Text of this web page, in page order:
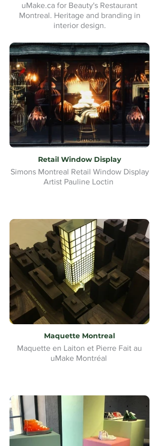
uMake.ca for Beauty's Restaurant
Montreal. Heritage and branding in
interior design.
Retail Window Display
Simons Montreal Retail Window Display
Artist Pauline Loctin
Maquette Montreal
Maquette en Laiton et Pierre Fait au
uMake Montréal